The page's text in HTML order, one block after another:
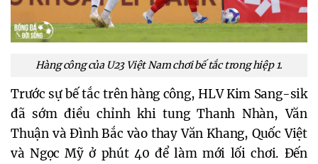
Hàng công của U23 Việt Nam chơi bế tắc trong hiệp 1.
Trước sự bế tắc trên hàng công, HLV Kim Sang-sik
đã sớm điều chỉnh khi tung Thanh Nhàn, Văn
Thuận và Đình Bắc vào thay Văn Khang, Quốc Việt
và Ngọc Mỹ ở phút 40 để làm mới lối chơi. Đến